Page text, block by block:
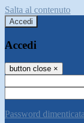
Salta al contenuto
Accedi
Accedi
button close ×
Password